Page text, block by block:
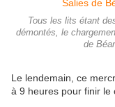
Tous les lits étant
démontés, le
de
Le lendemain, ce
à 9 heures pour finir le